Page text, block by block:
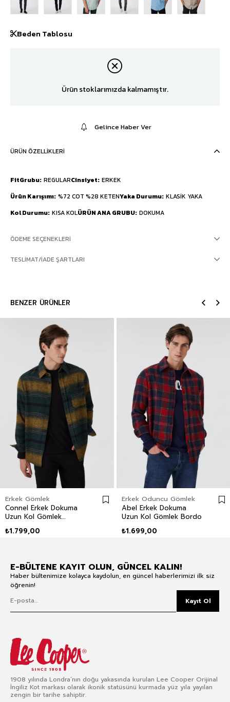
Beden Tablosu
Ürün stoklarımızda kalmamıştır.
Gelince Haber Ver
ÜRÜN ÖZELLIKLERI
FitGrubu REGULARCinsiyet ERKEK
Ürün Karışımı %72 COT %28 KETENYaka Durumu KLASİK YAKA
Kol Durumu KISA KOLÜRÜN ANA GRUBU DOKUMA
ÖDEME SEÇENEKLERI
TESLIMAT/İADE ŞARTLARI
BENZER ÜRÜNLER
Erkek Gömlek
Connel Erkek Dokuma
Uzun Kol Gömlek
₺1.799,00
Erkek Oduncu Gömlek
Abel Erkek Dokuma
Uzun Kol Gömlek Bordo
₺1.699,00
E-BÜLTENE KAYIT OLUN, GÜNCEL KALIN!
Haber bültenimize kolayca kaydolun, en güncel haberlerimizi ilk siz
öğrenin!
Kayıt Ol
1908 yılında Londra’nın doğu yakasında kurulan Lee Cooper Orijinal
İngiliz Kot markası olarak ikonik statüsünü kurmada yüz yıla yayılan
zengin bir tarihe sahiptir.